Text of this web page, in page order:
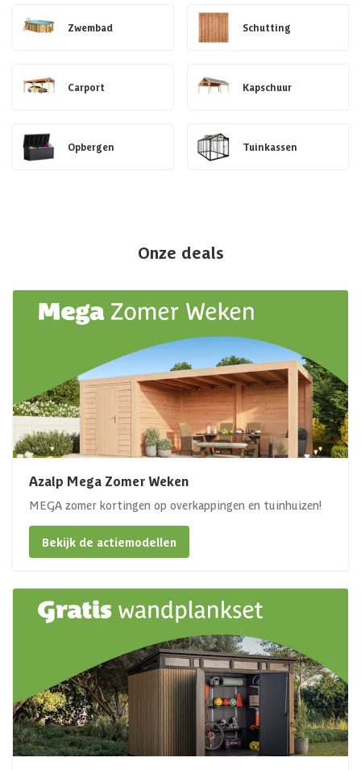
Zwembad Schutting
Carport Kapschuur
Opbergen Tuinkassen
Onze deals
Azalp Mega Zomer Weken
MEGA zomer kortingen op overkappingen en tuinhuizen!
Bekijk de actiemodellen